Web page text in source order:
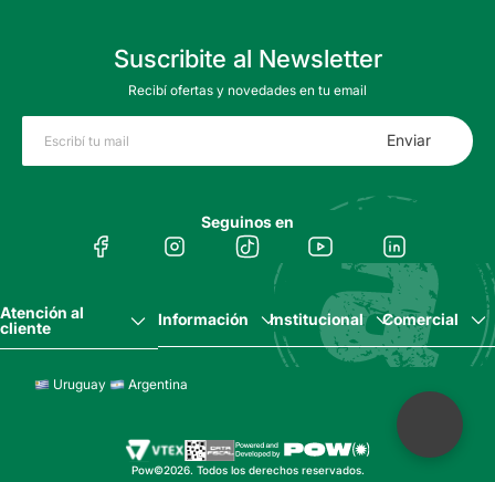
Suscribite al Newsletter
Recibí ofertas y novedades en tu email
Enviar
Seguinos en
Atención al
cliente
Información Institucional Comercial
Uruguay Argentina
Pow©2026. Todos los derechos reservados.